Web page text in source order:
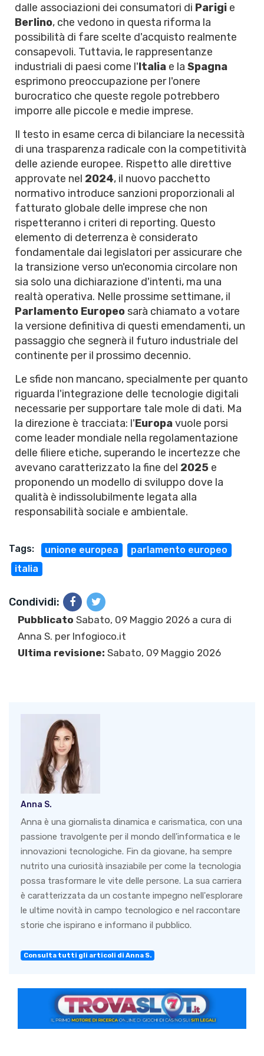
dalle associazioni dei consumatori di Parigi e
Berlino, che vedono in questa riforma la
possibilità di fare scelte d'acquisto realmente
consapevoli. Tuttavia, le rappresentanze
industriali di paesi come l'Italia e la Spagna
esprimono preoccupazione per l'onere
burocratico che queste regole potrebbero
imporre alle piccole e medie imprese.
Il testo in esame cerca di bilanciare la necessità
di una trasparenza radicale con la competitività
delle aziende europee. Rispetto alle direttive
approvate nel 2024, il nuovo pacchetto
normativo introduce sanzioni proporzionali al
fatturato globale delle imprese che non
rispetteranno i criteri di reporting. Questo
elemento di deterrenza è considerato
fondamentale dai legislatori per assicurare che
la transizione verso un'economia circolare non
sia solo una dichiarazione d'intenti, ma una
realtà operativa. Nelle prossime settimane, il
Parlamento Europeo sarà chiamato a votare
la versione definitiva di questi emendamenti, un
passaggio che segnerà il futuro industriale del
continente per il prossimo decennio.
Le sfide non mancano, specialmente per quanto
riguarda l'integrazione delle tecnologie digitali
necessarie per supportare tale mole di dati. Ma
la direzione è tracciata: l'Europavuole porsi
come leader mondiale nella regolamentazione
delle filiere etiche, superando le incertezze che
avevano caratterizzato la fine del 2025 e
proponendo un modello di sviluppo dove la
qualità è indissolubilmente legata alla
responsabilità sociale e ambientale.
Tags: unione europea
parlamento europeo
italia
Condividi:
Pubblicato Sabato, 09 Maggio 2026 a cura di
Anna S. per Infogioco.it
Ultima revisione: Sabato, 09 Maggio 2026
Anna S.
Anna è una giornalista dinamica e carismatica, con una
passione travolgente per il mondo dell'informatica e le
innovazioni tecnologiche. Fin da giovane, ha sempre
nutrito una curiosità insaziabile per come la tecnologia
possa trasformare le vite delle persone. La sua carriera
è caratterizzata da un costante impegno nell'esplorare
le ultime novità in campo tecnologico e nel raccontare
storie che ispirano e informano il pubblico.
Consulta tutti gli articoli di Anna S.